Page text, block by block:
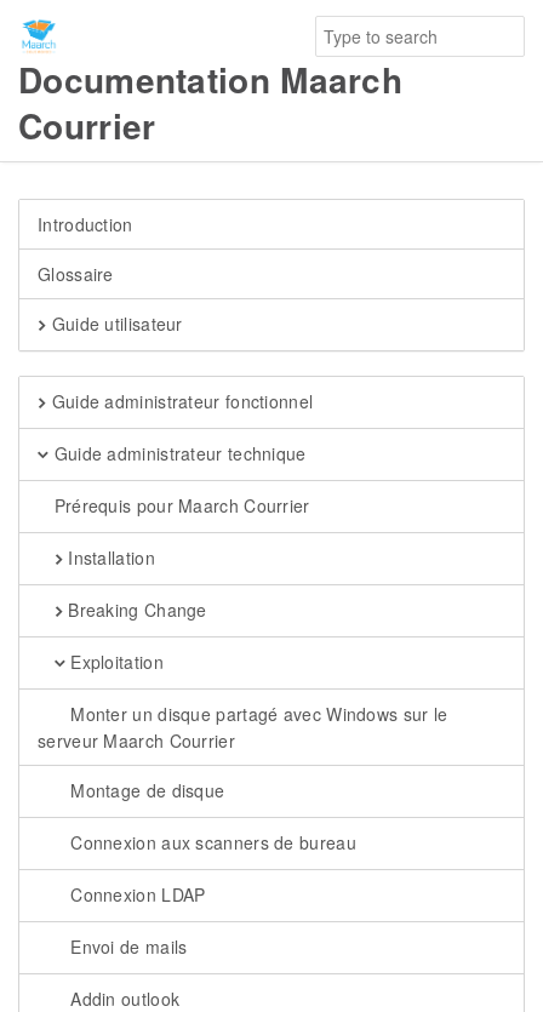
Documentation Maarch
Courrier
Introduction
Glossaire
Guide utilisateur
Guide administrateur fonctionnel
Guide administrateur technique
Prérequis pour Maarch Courrier
Installation
Breaking Change
Exploitation
Monter un disque partagé avec Windows sur le
serveur Maarch Courrier
Montage de disque
Connexion aux scanners de bureau
Connexion LDAP
Envoi de mails
Addin outlook